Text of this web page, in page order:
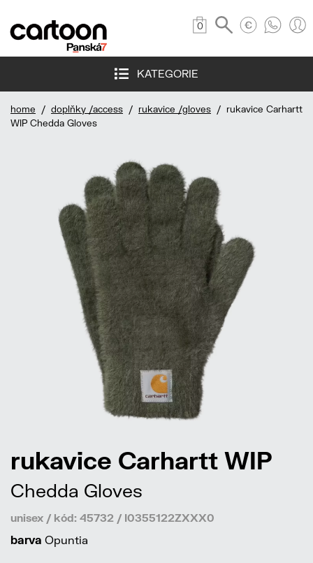
0
KATEGORIE
home / doplňky /access / rukavice /gloves / rukavice Carhartt
WIP Chedda Gloves
rukavice Carhartt WIP
Chedda Gloves
unisex / kód: 45732 / I0355122ZXXX0
barva Opuntia